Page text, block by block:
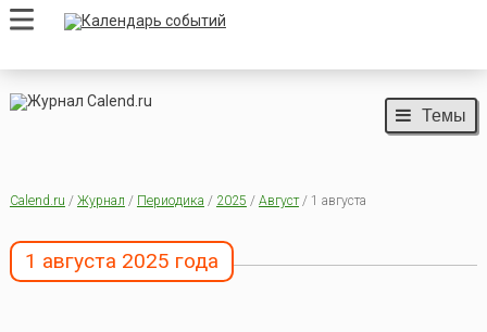
Темы
Calend.ru / Журнал / Периодика / 2025 / Август/ 1 августа
1 августа 2025 года